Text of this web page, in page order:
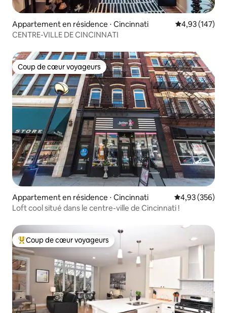
Appartement en résidence ⋅ Cincinnati Évaluation
4,93 (147)
CENTRE-VILLE DE CINCINNATI
Coup de cœur voyageurs
Coup de cœur voyageurs
Appartement en résidence ⋅ Cincinnati Évaluation
4,93 (356)
Loft cool situé dans le centre-ville de Cincinnati !
Coups de cœur voyageurs les plus appréciés
Coup de cœur voyageurs